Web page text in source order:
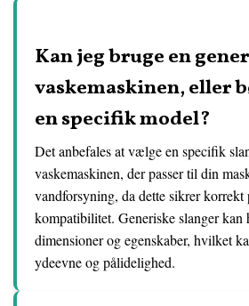
Kan jeg bruge en
vaskemaskinen, eller
en specifik model?
Det anbefales at vælge en specifik
vaskemaskinen, der passer til din
vandforsyning, da dette sikrer korrekt
kompatibilitet. Generiske slanger kan
dimensioner og egenskaber, hvilket
ydeevne og pålidelighed.